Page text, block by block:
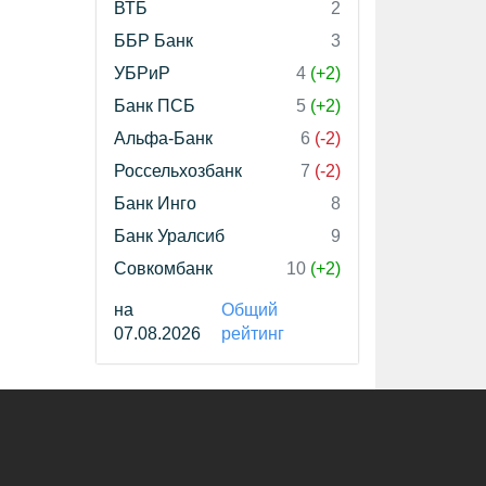
ВТБ
2
ББР Банк
3
УБРиР
4 (+2)
Банк ПСБ
5 (+2)
Альфа-Банк
6 (-2)
Россельхозбанк
7 (-2)
Банк Инго
8
Банк Уралсиб
9
Совкомбанк
10 (+2)
на
07.08.2026
Общий
рейтинг